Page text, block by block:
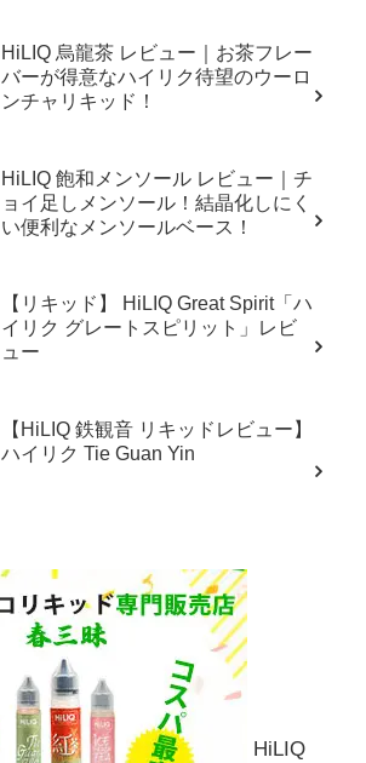
HiLIQ 烏龍茶 レビュー｜お茶フレー
バーが得意なハイリク待望のウーロ
ンチャリキッド！
HiLIQ 飽和メンソール レビュー｜チ
ョイ足しメンソール！結晶化しにく
い便利なメンソールベース！
【リキッド】 HiLIQ Great Spirit「ハ
イリク グレートスピリット」レビ
ュー
【HiLIQ 鉄観音 リキッドレビュー】
ハイリク Tie Guan Yin
HiLIQ